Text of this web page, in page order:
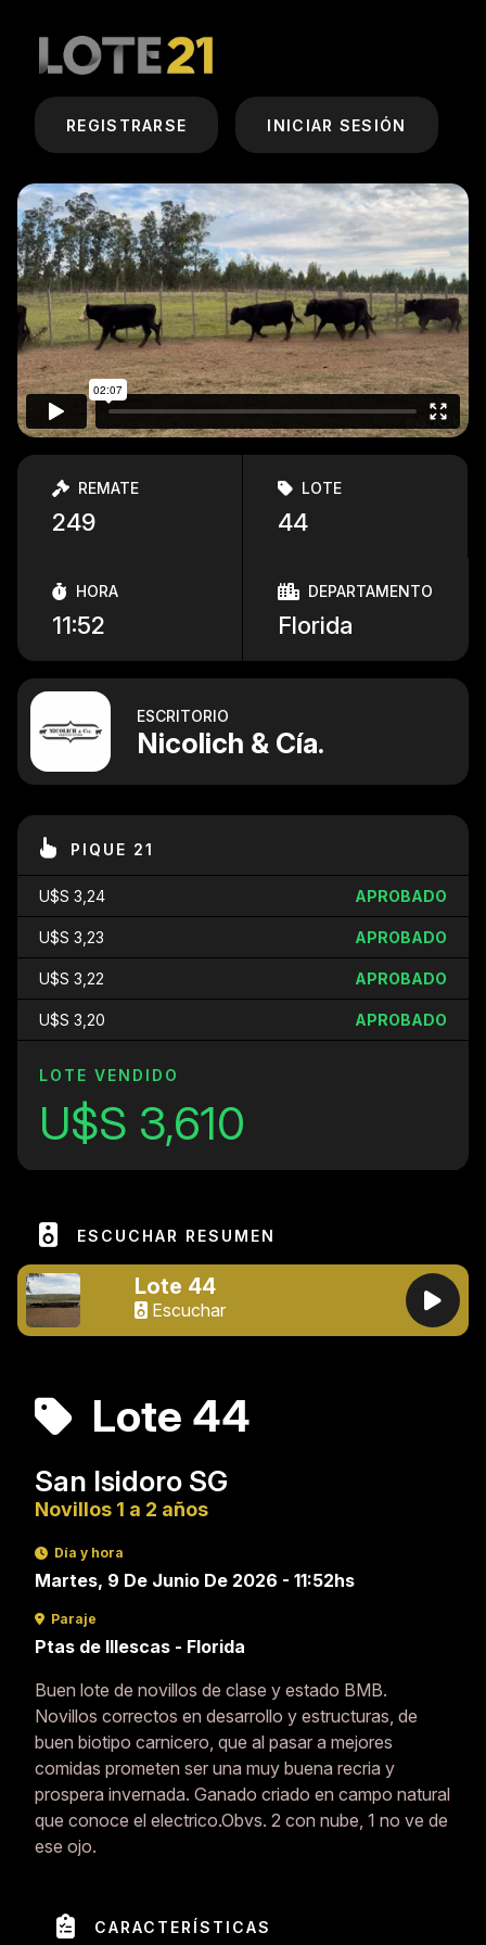
REGISTRARSE INICIAR SESIÓN
REMATE
249
LOTE
44
HORA
11:52
DEPARTAMENTO
Florida
ESCRITORIO
Nicolich & Cía.
PIQUE 21
U$S 3,24 APROBADO
U$S 3,23 APROBADO
U$S 3,22 APROBADO
U$S 3,20 APROBADO
LOTE VENDIDO
U$S 3,610
ESCUCHAR RESUMEN
Lote 44
Escuchar
Lote 44
San Isidoro SG
Novillos 1 a 2 años
Día y hora
Martes, 9 De Junio De 2026 - 11:52hs
Paraje
Ptas de Illescas - Florida
Buen lote de novillos de clase y estado BMB.
Novillos correctos en desarrollo y estructuras, de
buen biotipo carnicero, que al pasar a mejores
comidas prometen ser una muy buena recria y
prospera invernada. Ganado criado en campo natural
que conoce el electrico.Obvs. 2 con nube, 1 no ve de
ese ojo.
CARACTERÍSTICAS